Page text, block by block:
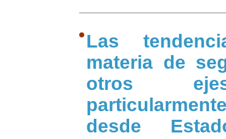
Las
materia de
otros
desde